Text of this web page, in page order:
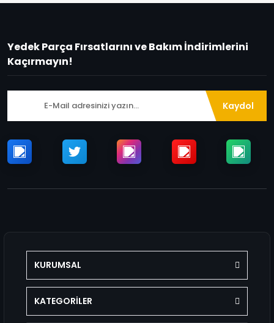
Yedek Parça Fırsatlarını ve Bakım İndirimlerini
Kaçırmayın!
Kaydol
KURUMSAL
KATEGORİLER